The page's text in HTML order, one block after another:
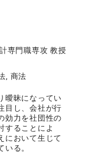
専門職専攻 教授
, 商法
曖昧になってい
目し、会社が行
効力を社団性の
することによ
において生じて
いる。